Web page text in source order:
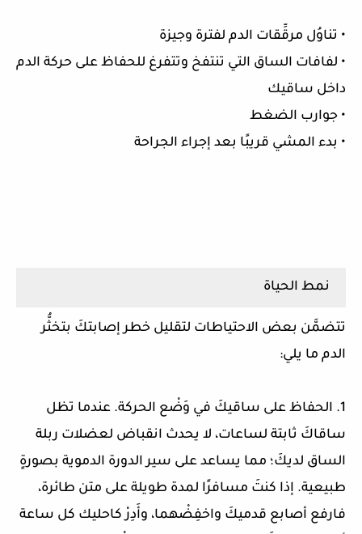
• تناوُل مرقِّقات الدم لفترة وجيزة
• لفافات الساق التي تنتفخ وتتفرغ للحفاظ على حركة الدم
داخل ساقيك
• جوارب الضغط
• بدء المشي قريبًا بعد إجراء الجراحة
نمط الحياة
تتضمَّن بعض الاحتياطات لتقليل خطر إصابتكَ بتخثُّر
الدم ما يلي:
1. الحفاظ على ساقيكَ في وَضْع الحركة. عندما تظل
ساقاكَ ثابتة لساعات، لا يحدث انقباض لعضلات ربلة
الساق لديكَ؛ مما يساعد على سير الدورة الدموية بصورةٍ
طبيعية. إذا كنتَ مسافرًا لمدة طويلة على متن طائرة،
فارفع أصابع قدميكَ واخفِضْهما، وأَدِرْ كاحليك كل ساعة